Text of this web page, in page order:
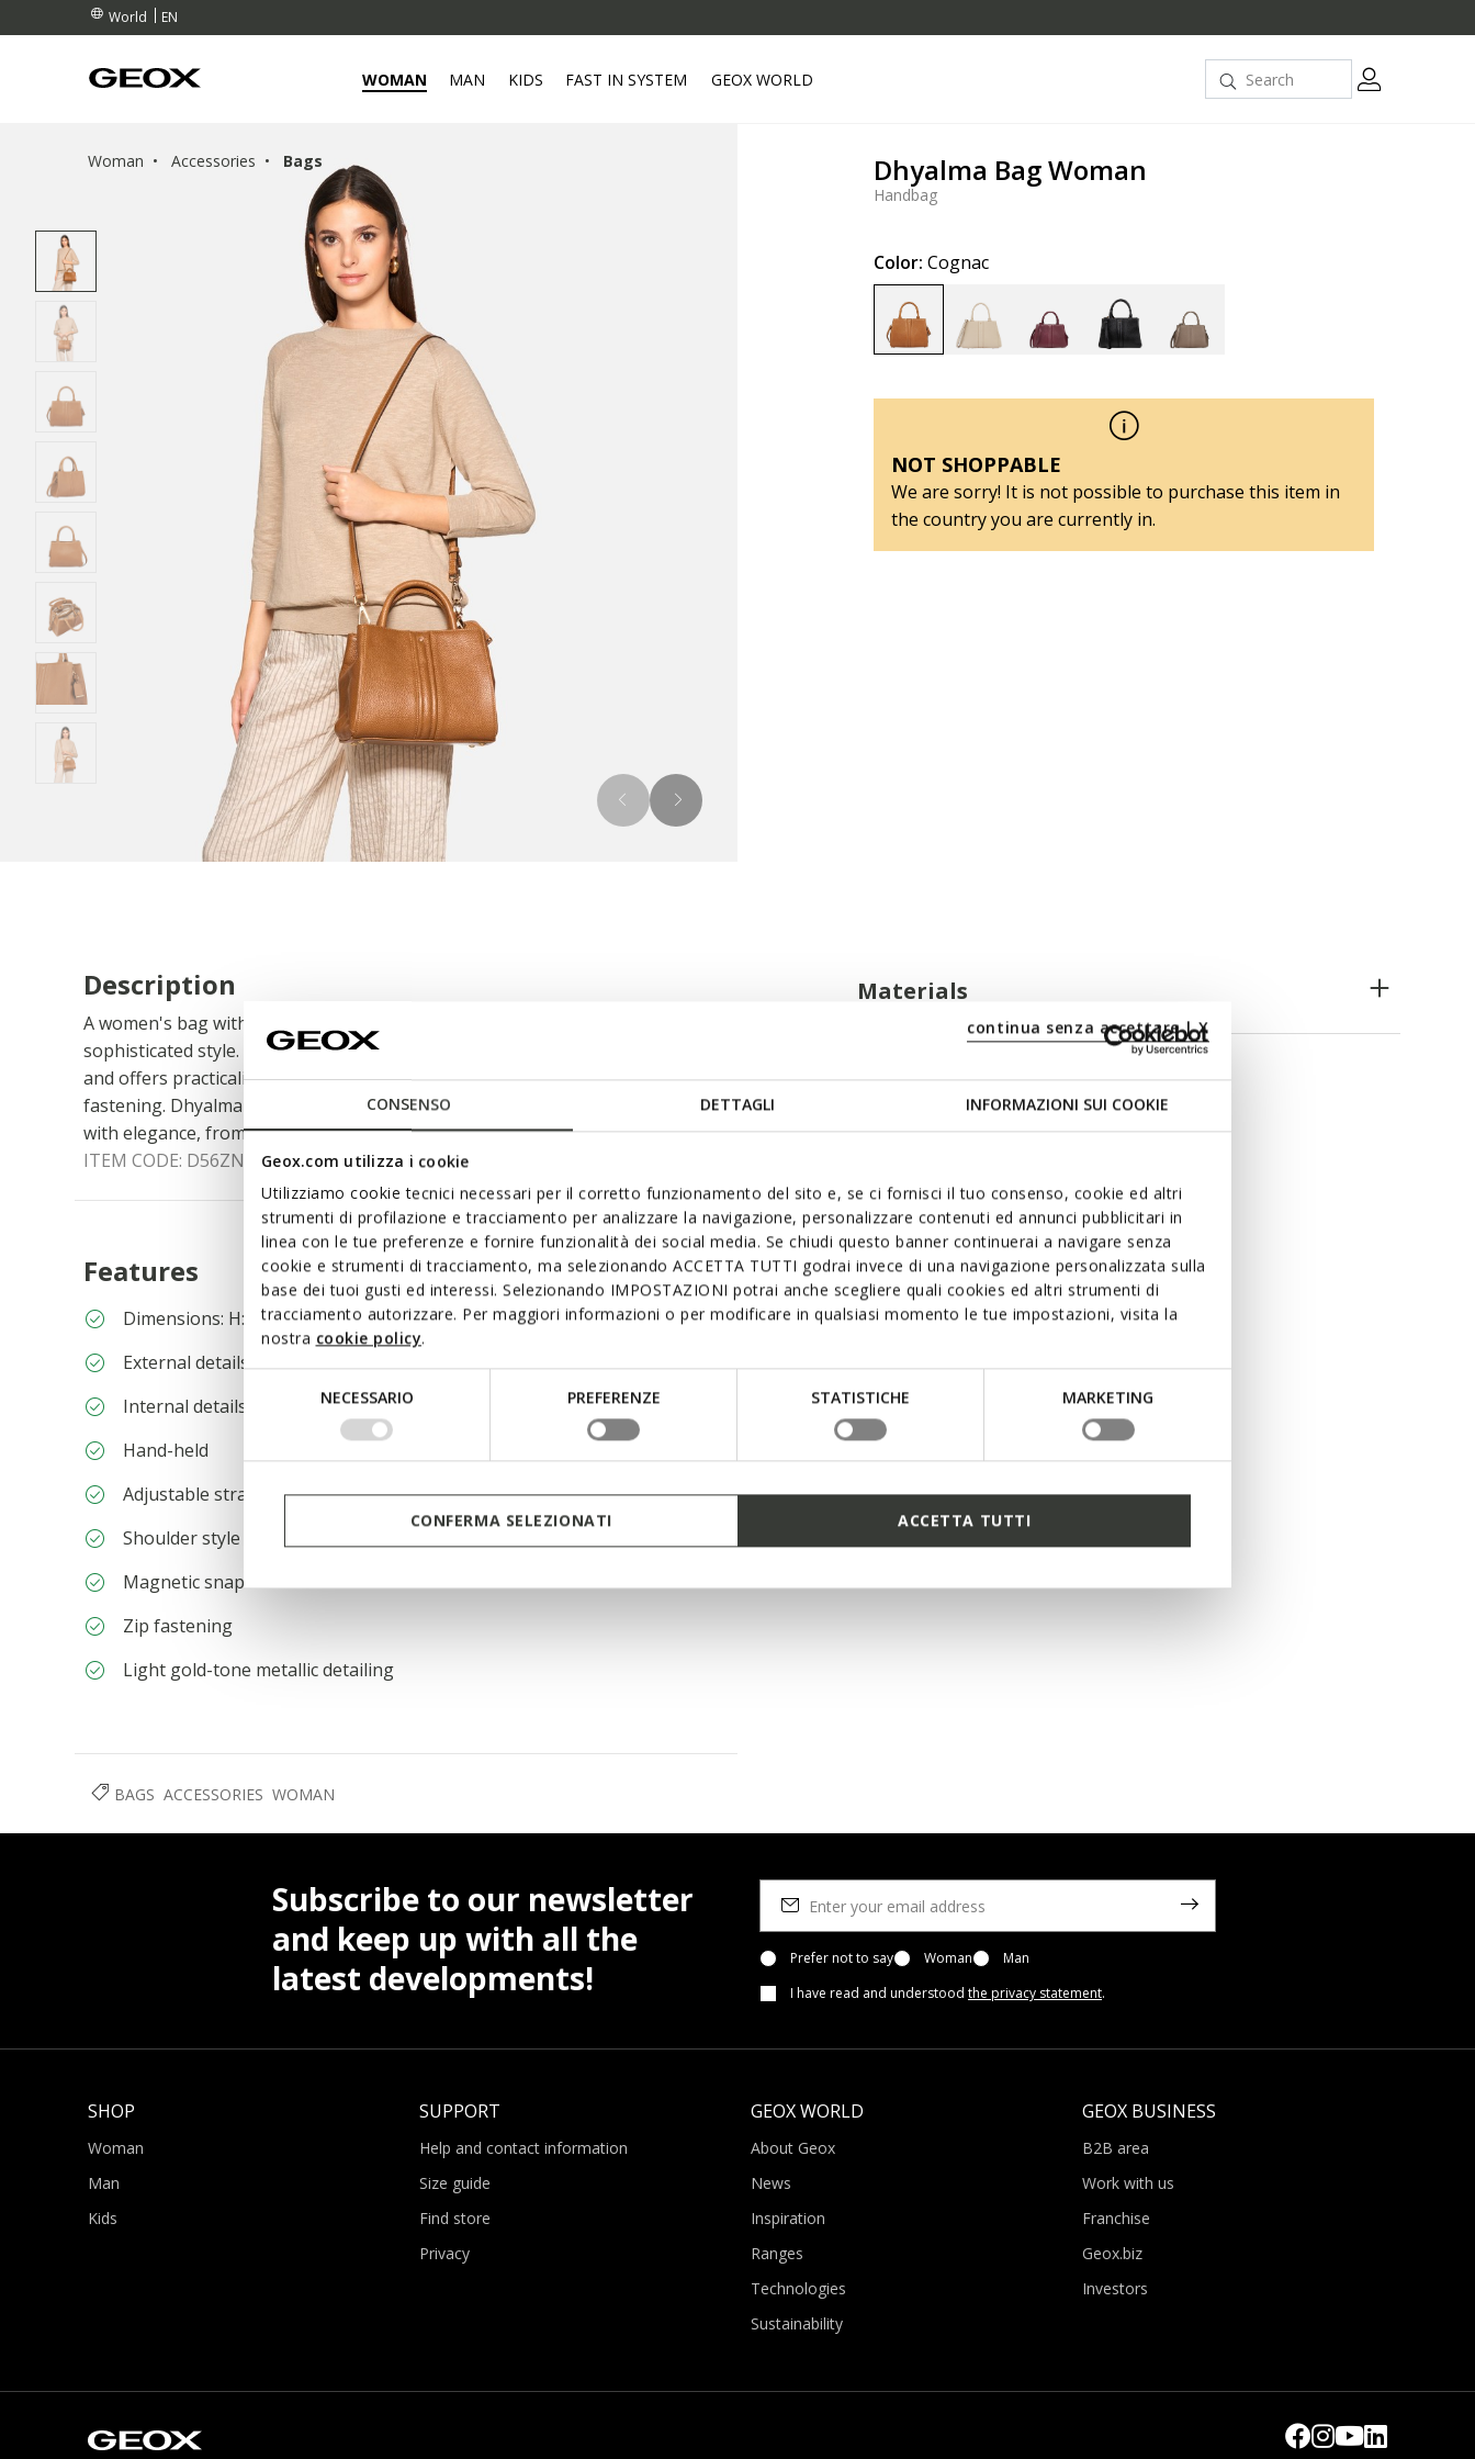
CONSENSO DETTAGLI INFORMAZIONI SUI COOKIE
Geox.com utilizza i cookie
Utilizziamo cookie tecnici necessari per il corretto funzionamento del sito e, se ci fornisci il tuo consenso, cookie ed altri
strumenti di profilazione e tracciamento per analizzare la navigazione, personalizzare contenuti ed annunci pubblicitari in
linea con le tue preferenze e fornire funzionalità dei social media. Se chiudi questo banner continuerai a navigare senza
cookie e strumenti di tracciamento, ma selezionando ACCETTA TUTTI godrai invece di una navigazione personalizzata sulla
base dei tuoi gusti ed interessi. Selezionando IMPOSTAZIONI potrai anche scegliere quali cookies ed altri strumenti di
tracciamento autorizzare. Per maggiori informazioni o per modificare in qualsiasi momento le tue impostazioni, visita la
nostra cookie policy.
del
NECESSARIO PREFERENZE STATISTICHE MARKETING
continua senza accettare | X
CONFERMA SELEZIONATI ACCETTA TUTTI
World EN
WOMAN MAN KIDS FAST IN SYSTEM GEOX WORLD
Woman Accessories Bags Dhyalma Bag Woman
Handbag
Color: Cognac
NOT SHOPPABLE
We are sorry! It is not possible to purchase this item in
the country you are currently in.
Description
A women's bag with a contemporary design that combines functionality and
sophisticated style. In this cognac version, it is made of soft tumbled leather
and offers practicality thanks to its handle, adjustable shoulder strap and zip
fastening. Dhyalma is the ideal accessory to accompany your days in the city
with elegance, from the office to aperitif time.
ITEM CODE: D56ZNA00046C6001
Features
Dimensions: H: 18,5 cm, L: 25 cm, W: 12 cm
External details: detachable keyring, removable strap
Internal details: 3 internal pockets
Hand-held
Adjustable strap
Shoulder style
Magnetic snap closure
Zip fastening
Light gold-tone metallic detailing
Materials
BAGS ACCESSORIES WOMAN
Subscribe to our newsletter
and keep up with all the
latest developments!
Prefer not to say Woman
Man
I have read and understood the privacy statement.
SHOP
Woman
Man
Kids
SUPPORT
Help and contact information
Size guide
Find store
Privacy
GEOX WORLD
About Geox
News
Inspiration
Ranges
Technologies
Sustainability
GEOX BUSINESS
B2B area
Work with us
Franchise
Geox.biz
Investors